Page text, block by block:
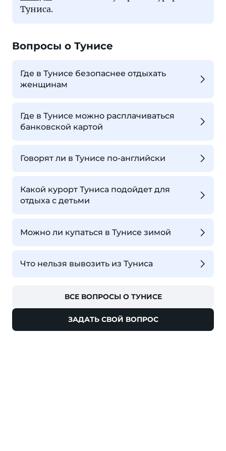
Туниса.
Вопросы о Тунисе
Где в Тунисе безопаснее отдыхать
женщинам
Где в Тунисе можно расплачиваться
банковской картой
Говорят ли в Тунисе по-английски
Какой курорт Туниса подойдет для
отдыха с детьми
Можно ли купаться в Тунисе зимой
Что нельзя вывозить из Туниса
ВСЕ ВОПРОСЫ О ТУНИСЕ
ЗАДАТЬ СВОЙ ВОПРОС